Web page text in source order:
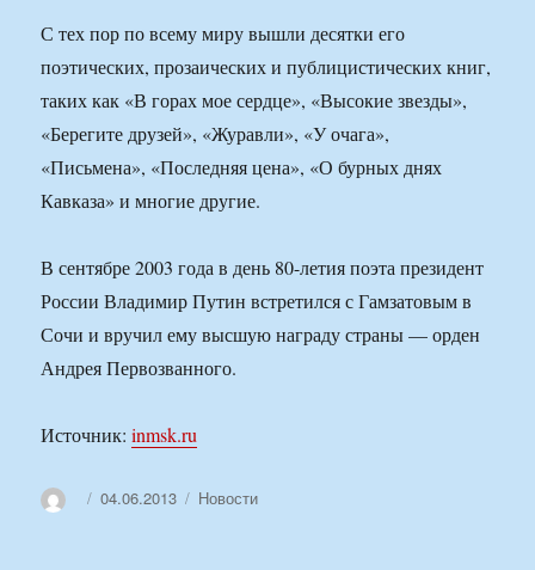
С тех пор по всему миру вышли десятки его
поэтических, прозаических и публицистических книг,
таких как «В горах мое сердце», «Высокие звезды»,
«Берегите друзей», «Журавли», «У очага»,
«Письмена», «Последняя цена», «О бурных днях
Кавказа» и многие другие.
В сентябре 2003 года в день 80-летия поэта президент
России Владимир Путин встретился с Гамзатовым в
Сочи и вручил ему высшую награду страны — орден
Андрея Первозванного.
Источник:inmsk.ru
АвторОпубликовано
04.06.2013 Рубрики
Новости